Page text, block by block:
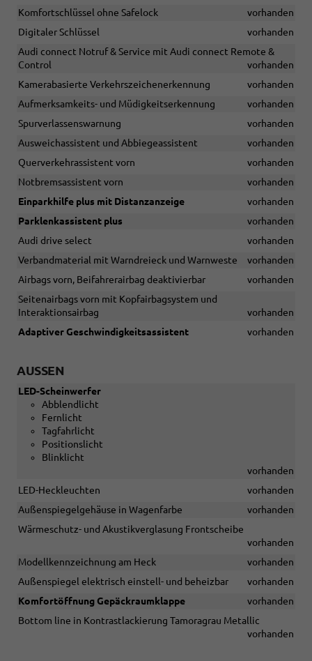
Komfortschlüssel ohne Safelock
vorhanden
Digitaler Schlüssel
vorhanden
Audi connect Notruf & Service mit Audi connect Remote &
Control
vorhanden
Kamerabasierte Verkehrszeichenerkennung
vorhanden
Aufmerksamkeits- und Müdigkeitserkennung
vorhanden
Spurverlassenswarnung
vorhanden
Ausweichassistent und Abbiegeassistent
vorhanden
Querverkehrassistent vorn
vorhanden
Notbremsassistent vorn
vorhanden
Einparkhilfe plus mit Distanzanzeige
vorhanden
Parklenkassistent plus
vorhanden
Audi drive select
vorhanden
Verbandmaterial mit Warndreieck und Warnweste
vorhanden
Airbags vorn, Beifahrerairbag deaktivierbar
vorhanden
Seitenairbags vorn mit Kopfairbagsystem und
Interaktionsairbag
vorhanden
Adaptiver Geschwindigkeitsassistent
vorhanden
AUSSEN
LED-Scheinwerfer
Abblendlicht
Fernlicht
Tagfahrlicht
Positionslicht
Blinklicht
vorhanden
LED-Heckleuchten
vorhanden
Außenspiegelgehäuse in Wagenfarbe
vorhanden
Wärmeschutz- und Akustikverglasung Frontscheibe
vorhanden
Modellkennzeichnung am Heck
vorhanden
Außenspiegel elektrisch einstell- und beheizbar
vorhanden
Komfortöffnung Gepäckraumklappe
vorhanden
Bottom line in Kontrastlackierung Tamoragrau Metallic
vorhanden